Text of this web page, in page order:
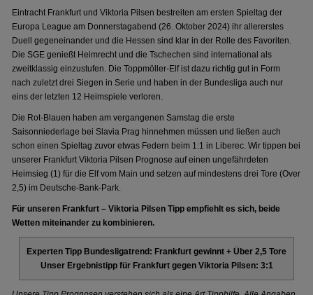
Eintracht Frankfurt und Viktoria Pilsen bestreiten am ersten Spieltag der
Europa League am Donnerstagabend (26. Oktober 2024) ihr allererstes
Duell gegeneinander und die Hessen sind klar in der Rolle des Favoriten.
Die SGE genießt Heimrecht und die Tschechen sind international als
zweitklassig einzustufen. Die Toppmöller-Elf ist dazu richtig gut in Form
nach zuletzt drei Siegen in Serie und haben in der Bundesliga auch nur
eins der letzten 12 Heimspiele verloren.
Die Rot-Blauen haben am vergangenen Samstag die erste
Saisonniederlage bei Slavia Prag hinnehmen müssen und ließen auch
schon einen Spieltag zuvor etwas Federn beim 1:1 in Liberec. Wir tippen bei
unserer Frankfurt Viktoria Pilsen Prognose auf einen ungefährdeten
Heimsieg (1) für die Elf vom Main und setzen auf mindestens drei Tore (Over
2,5) im Deutsche-Bank-Park.
Für unseren Frankfurt – Viktoria Pilsen Tipp empfiehlt es sich, beide
Wetten miteinander zu kombinieren.
Experten Tipp Bundesligatrend: Frankfurt gewinnt + Über 2,5 Tore
Unser Ergebnistipp für Frankfurt gegen Viktoria Pilsen: 3:1